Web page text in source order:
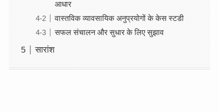
आधार
वास्तविक व्यावसायिक अनुप्रयोगों के केस स्टडी
सफल संचालन और सुधार के लिए सुझाव
सारांश